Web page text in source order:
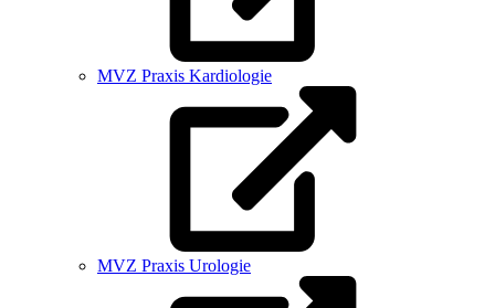
MVZ Praxis Kardiologie
MVZ Praxis Urologie